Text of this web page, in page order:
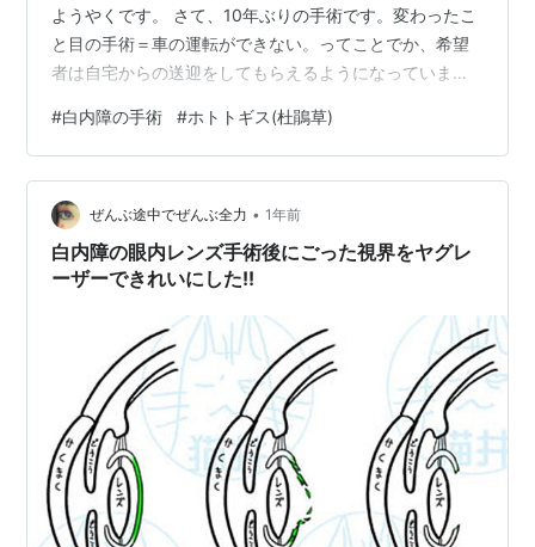
ようやくです。 さて、10年ぶりの手術です。変わったこ
と目の手術＝車の運転ができない。ってことでか、希望
者は自宅からの送迎をしてもらえるようになっていまし
ていらっしゃって、すぐにおしゃべりが始まり、、
（笑）術前診察があり、順に手術を受け、安静時間を取
った後、順に送っていただきました。執刀医は１０年以
上のお付き合いの主治医です。その上に看護師になる以
前からの知り合い（知人の姪）が付いていました（心
強）。翌昨日の術後診察も送迎をしていただきました。
#白内障の手術 #ホトトギス(杜鵑草)
ぜんぶ途中でぜんぶ全力 • 1年前
白内障の眼内レンズ手術後にごった視界をヤグレ
ーザーできれいにした!!